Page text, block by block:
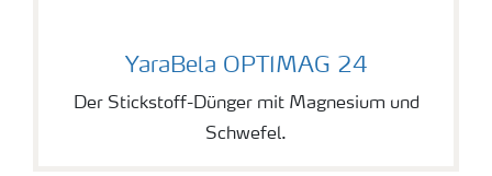
YaraBela OPTIMAG 24
Der Stickstoff-Dünger mit Magnesium und
Schwefel.